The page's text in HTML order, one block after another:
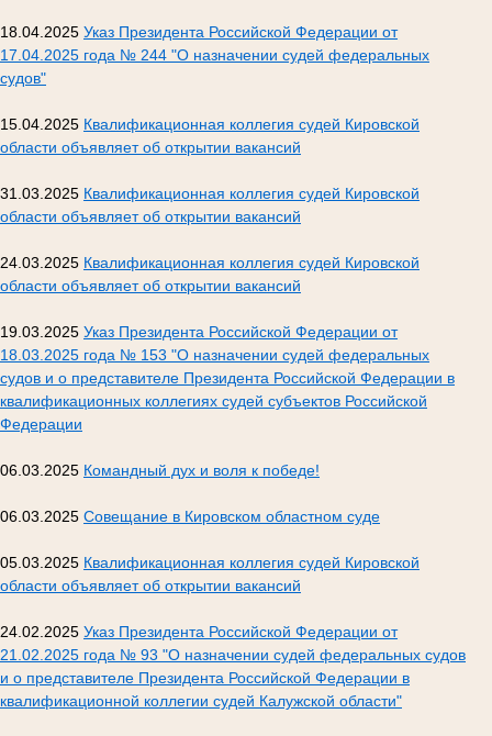
18.04.2025 Указ Президента Российской Федерации от
17.04.2025 года № 244 "О назначении судей федеральных
судов"
15.04.2025 Квалификационная коллегия судей Кировской
области объявляет об открытии вакансий
31.03.2025 Квалификационная коллегия судей Кировской
области объявляет об открытии вакансий
24.03.2025 Квалификационная коллегия судей Кировской
области объявляет об открытии вакансий
19.03.2025 Указ Президента Российской Федерации от
18.03.2025 года № 153 "О назначении судей федеральных
судов и о представителе Президента Российской Федерации в
квалификационных коллегиях судей субъектов Российской
Федерации
06.03.2025 Командный дух и воля к победе!
06.03.2025 Совещание в Кировском областном суде
05.03.2025 Квалификационная коллегия судей Кировской
области объявляет об открытии вакансий
24.02.2025 Указ Президента Российской Федерации от
21.02.2025 года № 93 "О назначении судей федеральных судов
и о представителе Президента Российской Федерации в
квалификационной коллегии судей Калужской области"